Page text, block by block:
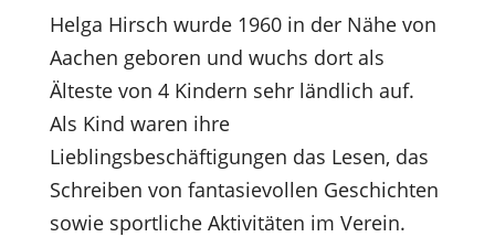
Helga Hirsch wurde 1960 in der Nähe von
Aachen geboren und wuchs dort als
Älteste von 4 Kindern sehr ländlich auf.
Als Kind waren ihre
Lieblingsbeschäftigungen das Lesen, das
Schreiben von fantasievollen Geschichten
sowie sportliche Aktivitäten im Verein.